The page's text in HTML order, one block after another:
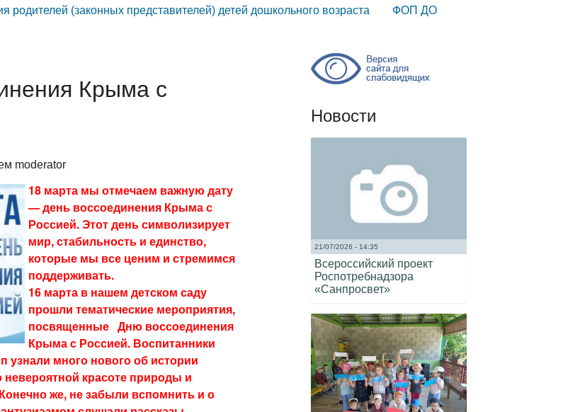
(законных представителей) детей дошкольного возраста ФОП ДО
Крыма с
moderator
18 марта мы отмечаем важную дату
— день воссоединения Крыма с
Россией. Этот день символизирует
мир, стабильность и единство,
которые мы все ценим и стремимся
поддерживать.
16 марта в нашем детском саду
прошли тематические мероприятия,
посвященные Дню воссоединения
Крыма с Россией. Воспитанники
узнали много нового об истории
красоте природы и
же, не забыли вспомнить и о
Новости
21/07/2026 - 14:35
Всероссийский проект
Роспотребнадзора
«Санпросвет»